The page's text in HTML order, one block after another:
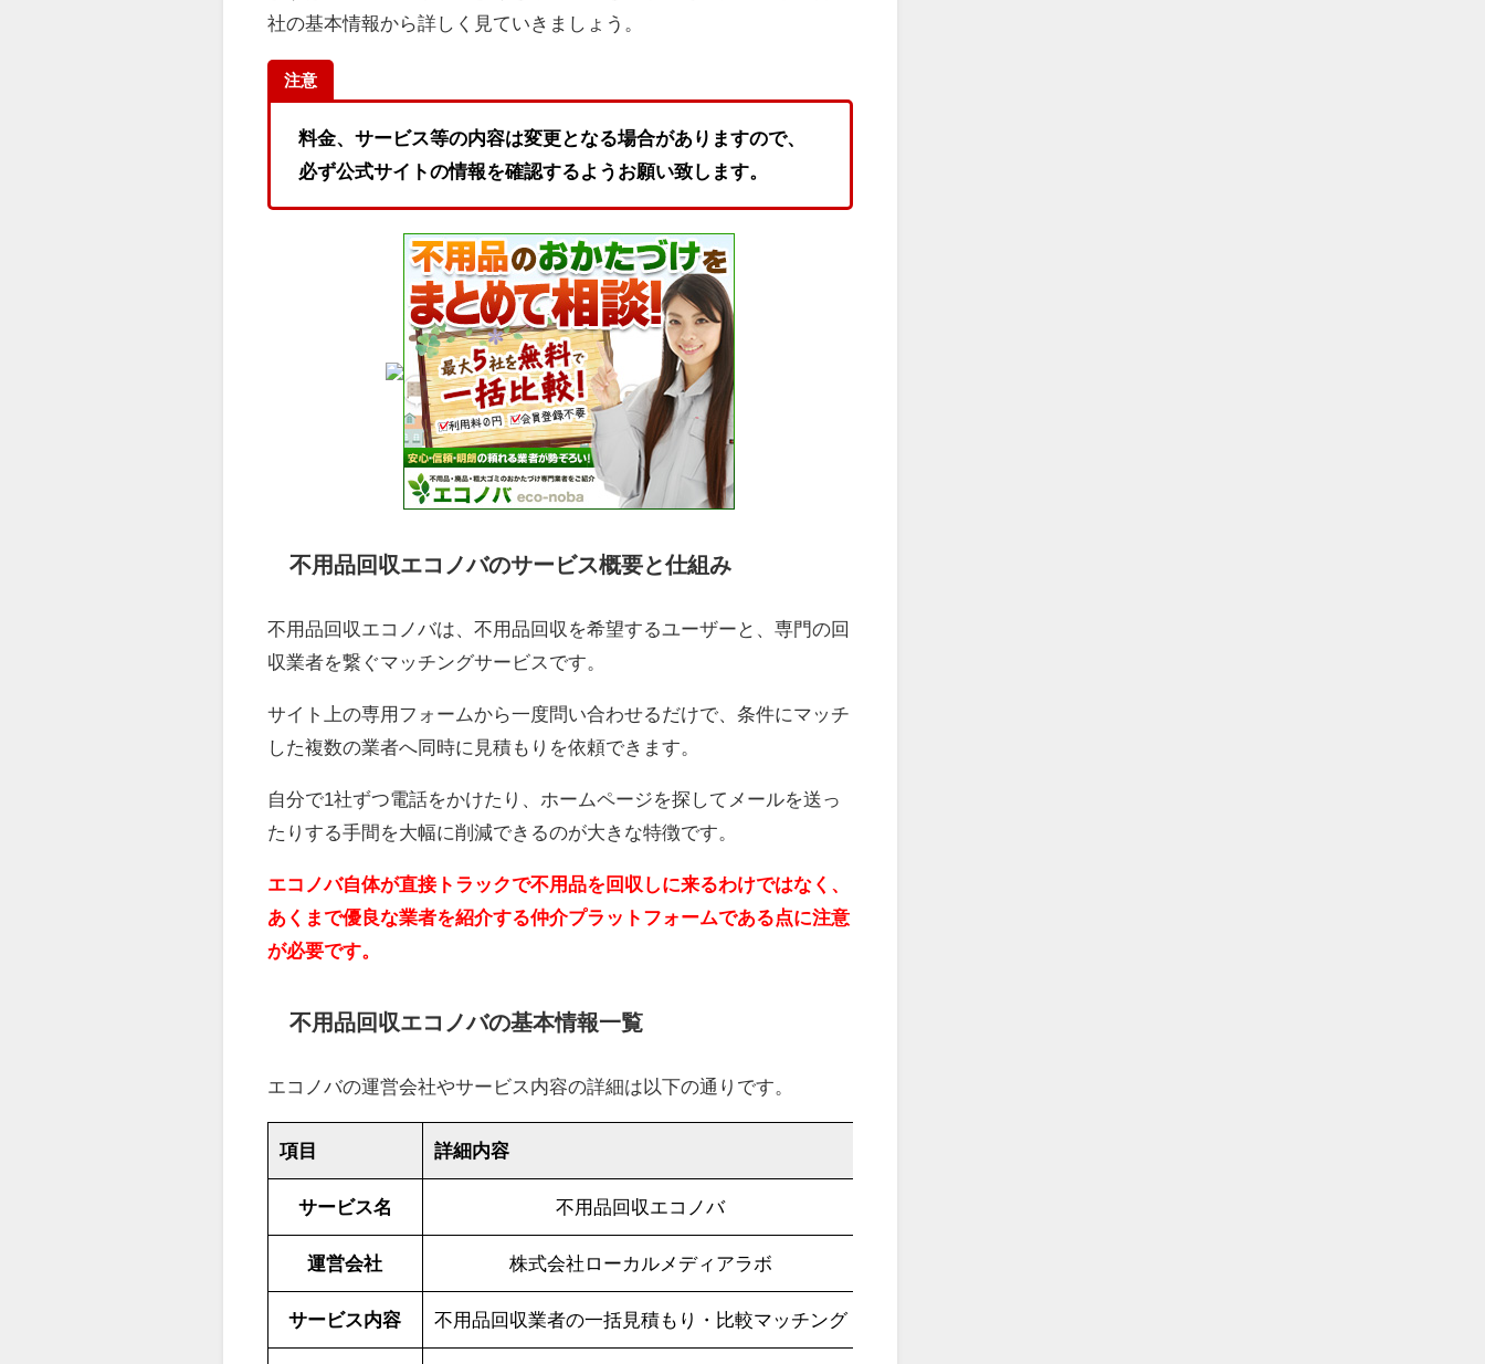
社の基本情報から詳しく見ていきましょう。
注意
料金、サービス等の内容は変更となる場合がありますので、
必ず公式サイトの情報を確認するようお願い致します。
不用品回収エコノバのサービス概要と仕組み
不用品回収エコノバは、不用品回収を希望するユーザーと、専門の回
収業者を繋ぐマッチングサービスです。
サイト上の専用フォームから一度問い合わせるだけで、条件にマッチ
した複数の業者へ同時に見積もりを依頼できます。
自分で1社ずつ電話をかけたり、ホームページを探してメールを送っ
たりする手間を大幅に削減できるのが大きな特徴です。
エコノバ自体が直接トラックで不用品を回収しに来るわけではなく、
あくまで優良な業者を紹介する仲介プラットフォームである点に注意
が必要です。
不用品回収エコノバの基本情報一覧
エコノバの運営会社やサービス内容の詳細は以下の通りです。
項目 詳細内容
サービス名 不用品回収エコノバ
運営会社 株式会社ローカルメディアラボ
サービス内容 不用品回収業者の一括見積もり・比較マッチング